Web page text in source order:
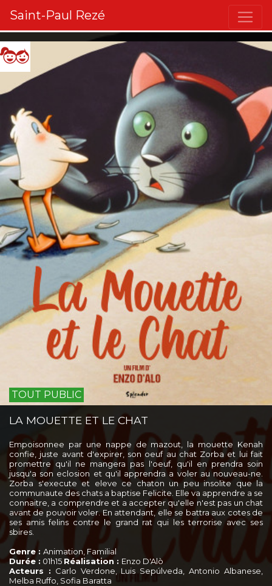
Saint-Paul Rezé
TOUT PUBLIC
LA MOUETTE ET LE CHAT
Empoisonnee par une nappe de mazout, la mouette Kenah
confie, juste avant d'expirer, son oeuf au chat Zorba et lui fait
promettre qu'il ne mangera pas l'oeuf, qu'il en prendra soin
jusqu'a son eclosion et qu'il apprendra a voler au nouveau-ne.
Zorba s'execute et eleve ce chaton un peu insolite que la
communaute des chats a baptise Felicite. Elle va apprendre a se
connaitre, a comprendre et a accepter qu'elle n'est pas un chat
avant de pouvoir voler. En attendant, elle se battra aux cotes de
ses amis felins contre le grand rat qui les terrorise avec ses
sbires.
Genre : Animation, Familial
Durée : 01h15 Réalisation : Enzo D'Alò
Acteurs : Carlo Verdone, Luis Sepúlveda, Antonio Albanese,
Melba Ruffo, Sofia Baratta